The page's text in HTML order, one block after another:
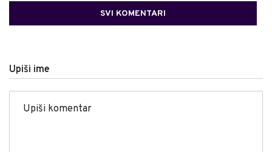
SVI KOMENTARI
Upiši ime